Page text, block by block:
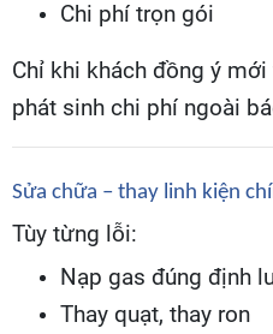
Chi phí trọn gói
Chỉ khi khách đồng ý
phát sinh chi phí ngoài
Sửa chữa – thay linh kiện
Tùy từng lỗi:
Nạp gas đúng định
Thay quạt, thay ron